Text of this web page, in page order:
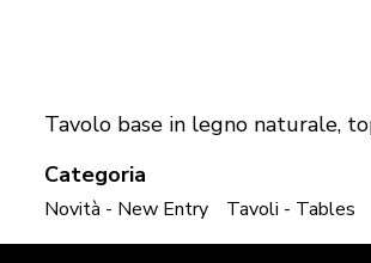
Tavolo base in legno naturale,
Categoria
Novità - New Entry Tavoli - Tables